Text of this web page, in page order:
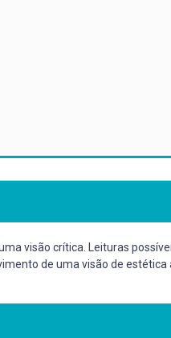
visão crítica. Leituras
de uma visão de